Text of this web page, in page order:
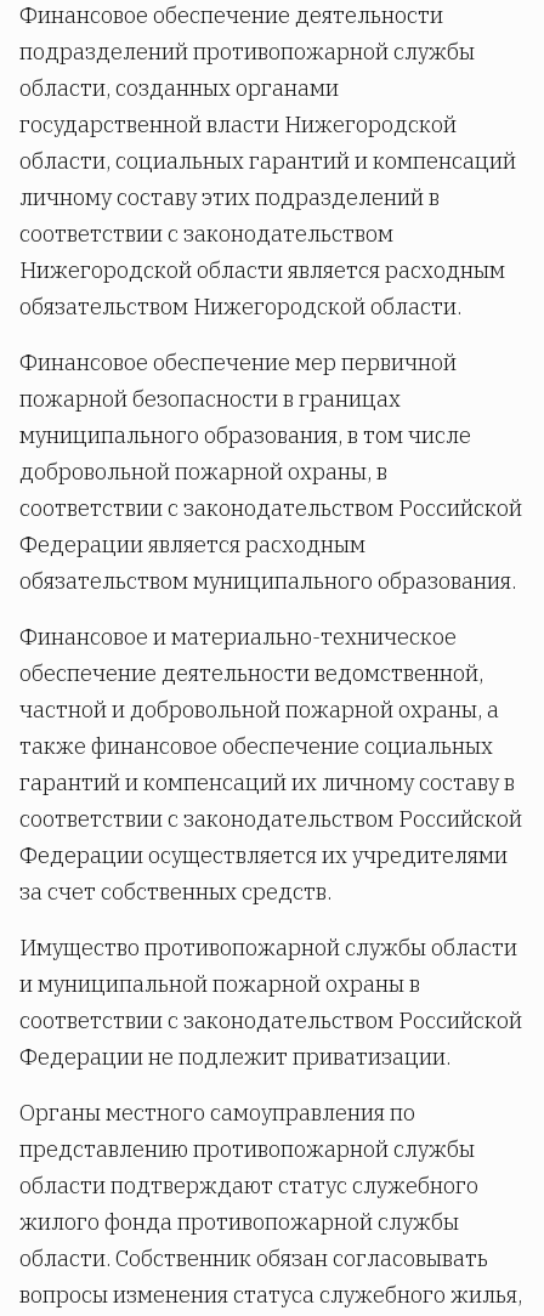
Финансовое обеспечение деятельности
подразделений противопожарной службы
области, созданных органами
государственной власти Нижегородской
области, социальных гарантий и компенсаций
личному составу этих подразделений в
соответствии с законодательством
Нижегородской области является расходным
обязательством Нижегородской области.
Финансовое обеспечение мер первичной
пожарной безопасности в границах
муниципального образования, в том числе
добровольной пожарной охраны, в
соответствии с законодательством Российской
Федерации является расходным
обязательством муниципального образования.
Финансовое и материально-техническое
обеспечение деятельности ведомственной,
частной и добровольной пожарной охраны, а
также финансовое обеспечение социальных
гарантий и компенсаций их личному составу в
соответствии с законодательством Российской
Федерации осуществляется их учредителями
за счет собственных средств.
Имущество противопожарной службы области
и муниципальной пожарной охраны в
соответствии с законодательством Российской
Федерации не подлежит приватизации.
Органы местного самоуправления по
представлению противопожарной службы
области подтверждают статус служебного
жилого фонда противопожарной службы
области. Собственник обязан согласовывать
вопросы изменения статуса служебного жилья,